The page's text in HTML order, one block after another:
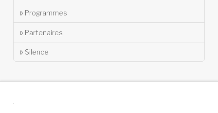
Programmes
Partenaires
Silence